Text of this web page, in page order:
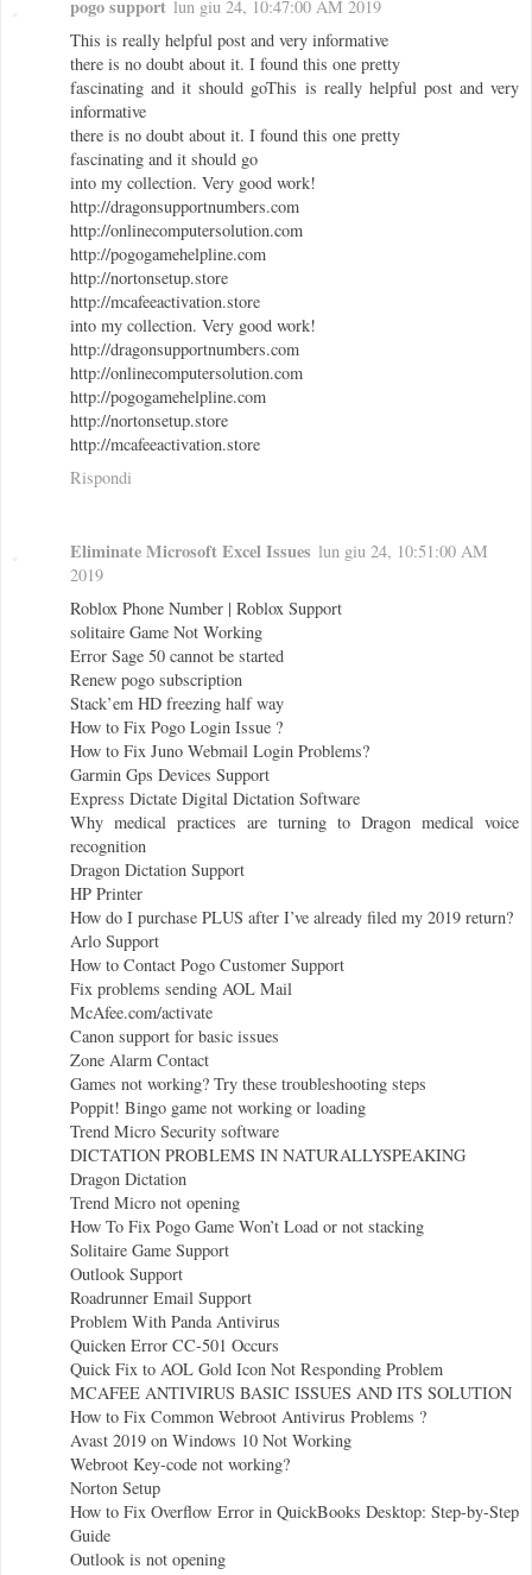
pogo support lun giu 24, 10:47:00 AM 2019
This is really helpful post and very informative
there is no doubt about it. I found this one pretty
fascinating and it should goThis is really helpful post and very
informative
there is no doubt about it. I found this one pretty
fascinating and it should go
into my collection. Very good work!
http://dragonsupportnumbers.com
http://onlinecomputersolution.com
http://pogogamehelpline.com
http://nortonsetup.store
http://mcafeeactivation.store
into my collection. Very good work!
http://dragonsupportnumbers.com
http://onlinecomputersolution.com
http://pogogamehelpline.com
http://nortonsetup.store
http://mcafeeactivation.store
Rispondi
Eliminate Microsoft Excel Issues lun giu 24, 10:51:00 AM
2019
Roblox Phone Number | Roblox Support
solitaire Game Not Working
Error Sage 50 cannot be started
Renew pogo subscription
Stack’em HD freezing half way
How to Fix Pogo Login Issue ?
How to Fix Juno Webmail Login Problems?
Garmin Gps Devices Support
Express Dictate Digital Dictation Software
Why medical practices are turning to Dragon medical voice
recognition
Dragon Dictation Support
HP Printer
How do I purchase PLUS after I’ve already filed my 2019 return?
Arlo Support
How to Contact Pogo Customer Support
Fix problems sending AOL Mail
McAfee.com/activate
Canon support for basic issues
Zone Alarm Contact
Games not working? Try these troubleshooting steps
Poppit! Bingo game not working or loading
Trend Micro Security software
DICTATION PROBLEMS IN NATURALLYSPEAKING
Dragon Dictation
Trend Micro not opening
How To Fix Pogo Game Won’t Load or not stacking
Solitaire Game Support
Outlook Support
Roadrunner Email Support
Problem With Panda Antivirus
Quicken Error CC-501 Occurs
Quick Fix to AOL Gold Icon Not Responding Problem
MCAFEE ANTIVIRUS BASIC ISSUES AND ITS SOLUTION
How to Fix Common Webroot Antivirus Problems ?
Avast 2019 on Windows 10 Not Working
Webroot Key-code not working?
Norton Setup
How to Fix Overflow Error in QuickBooks Desktop: Step-by-Step
Guide
Outlook is not opening